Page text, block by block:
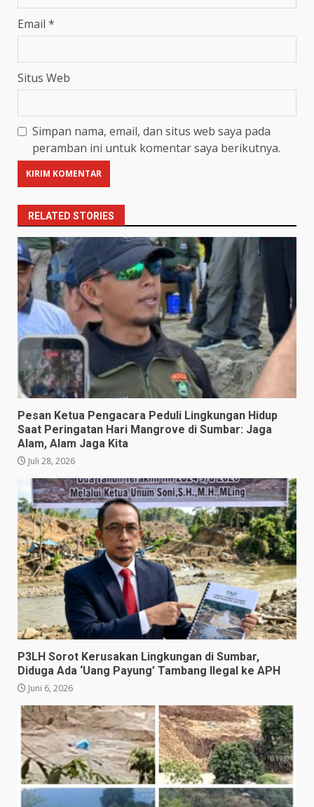
Email *
Situs Web
Simpan nama, email, dan situs web saya pada
peramban ini untuk komentar saya berikutnya.
RELATED STORIES
Pesan Ketua Pengacara Peduli Lingkungan Hidup
Saat Peringatan Hari Mangrove di Sumbar: Jaga
Alam, Alam Jaga Kita
Juli 28, 2026
P3LH Sorot Kerusakan Lingkungan di Sumbar,
Diduga Ada ‘Uang Payung’ Tambang Ilegal ke APH
Juni 6, 2026